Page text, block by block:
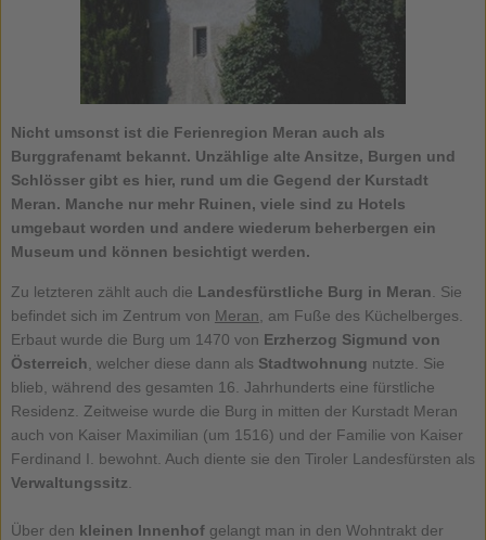
Nicht umsonst ist die Ferienregion Meran auch als
Burggrafenamt bekannt. Unzählige alte Ansitze, Burgen und
Schlösser gibt es hier, rund um die Gegend der Kurstadt
Meran. Manche nur mehr Ruinen, viele sind zu Hotels
umgebaut worden und andere wiederum beherbergen ein
Museum und können besichtigt werden.
Zu letzteren zählt auch die Landesfürstliche Burg in Meran . Sie
befindet sich im Zentrum von Meran , am Fuße des Küchelberges.
Erbaut wurde die Burg um 1470 von Erzherzog Sigmund von
Österreich , welcher diese dann als Stadtwohnung nutzte. Sie
blieb, während des gesamten 16. Jahrhunderts eine fürstliche
Residenz. Zeitweise wurde die Burg in mitten der Kurstadt Meran
auch von Kaiser Maximilian (um 1516) und der Familie von Kaiser
Ferdinand I. bewohnt. Auch diente sie den Tiroler Landesfürsten als
Verwaltungssitz
Über den kleinen Innenhofgelangt man in den Wohntrakt der